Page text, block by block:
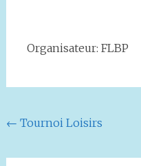
Organisateur: FLBP
Navigation
← Tournoi Loisirs